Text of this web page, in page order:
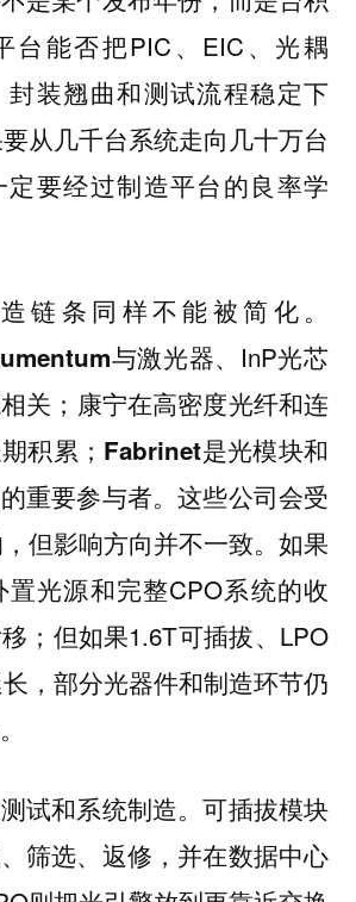
台能否把PIC、EIC、光耦
装翘曲和测试流程稳定下
从几千台系统走向几十万台
定要经过制造平台的良率学
链条同样不能被简化。
与激光器、InP光芯
关； 康宁在高密度光纤和连
积累； Fabrinet是光模块和
重要参与者。这些公司会受
但影响方向并不一致。如果
置光源和完整CPO系统的收
；但如果1.6T可插拔、LPO
，部分光器件和制造环节仍
试和系统制造。可插拔模块
筛选、返修，并在数据中心